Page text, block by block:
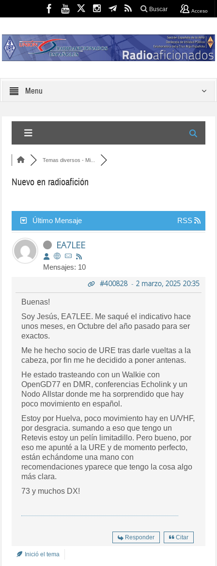
Buscar Acceso
Menu
Temas diversos - Mi...
Nuevo en radioafición
Último Mensaje RSS
EA7LEE
Mensajes: 10
#400828- 2 marzo, 2025 20:35
Buenas!
Soy Jesús, EA7LEE. Me saqué el indicativo hace
unos meses, en Octubre del año pasado para ser
exactos.
Me he hecho socio de URE tras darle vueltas a la
cabeza, por fin me he decidido a poner antenas.
He estado trasteando con un Walkie con
OpenGD77 en DMR, conferencias Echolink y un
Nodo Allstar donde me ha sorprendido que hay
poco movimiento en español.
Estoy por Huelva, poco movimiento hay en U/VHF,
por desgracia. sumando a eso que tengo un
Retevis estoy un pelín limitadillo. Pero bueno, por
eso me apunté a la URE y de momento perfecto,
están echándome una mano con
recomendaciones yparece que tengo la cosa algo
más clara.
73 y muchos DX!
Responder Citar
Inició el tema